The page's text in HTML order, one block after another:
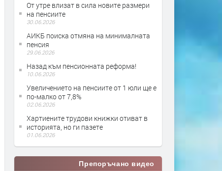
От утре влизат в сила новите размери
на пенсиите
30.06.2026
АИКБ поиска отмяна на минималната
пенсия
29.06.2026
Назад към пенсионната реформа!
10.06.2026
Увеличението на пенсиите от 1 юли ще е
по-малко от 7,8%
02.06.2026
Хартиените трудови книжки отиват в
историята, но ги пазете
01.06.2026
Препоръчано видео